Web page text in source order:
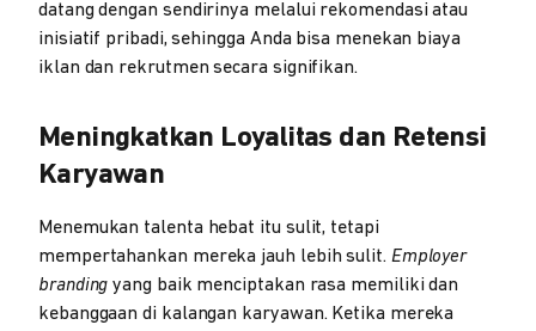
datang dengan sendirinya melalui rekomendasi atau
inisiatif pribadi, sehingga Anda bisa menekan biaya
iklan dan rekrutmen secara signifikan.
Meningkatkan Loyalitas dan Retensi
Karyawan
Menemukan talenta hebat itu sulit, tetapi
mempertahankan mereka jauh lebih sulit. Employer
branding yang baik menciptakan rasa memiliki dan
kebanggaan di kalangan karyawan. Ketika mereka